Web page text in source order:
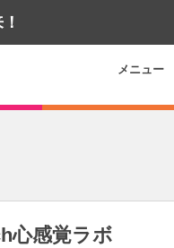
メニュー
心感覚ラボ